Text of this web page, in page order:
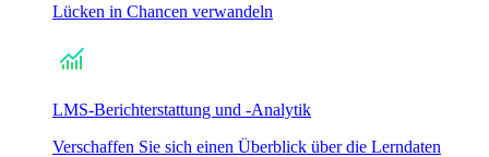
Lücken in Chancen verwandeln
LMS-Berichterstattung und -Analytik
Verschaffen Sie sich einen Überblick über die Lerndaten